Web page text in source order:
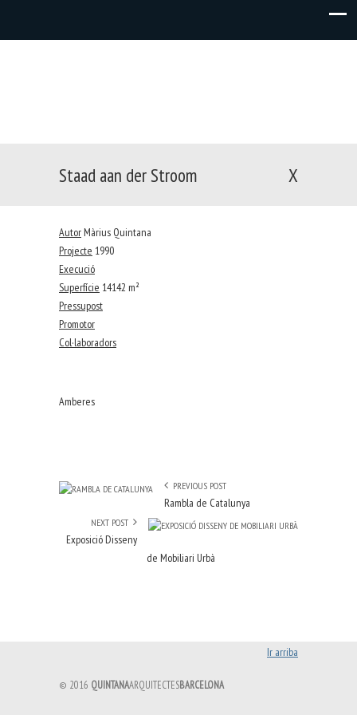
Staad aan der Stroom X
Autor Màrius Quintana
Projecte 1990
Execució
Superfície 14142 m²
Pressupost
Promotor
Col·laboradors
Amberes
PREVIOUS POST
Rambla de Catalunya
NEXT POST
Exposició Disseny
de Mobiliari Urbà
Ir arriba
© 2016 QUINTANAARQUITECTESBARCELONA